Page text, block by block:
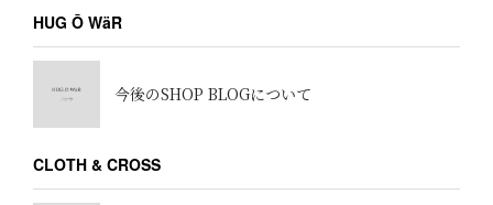
HUG Ō WäR
今後のSHOP BLOGについて
CLOTH & CROSS